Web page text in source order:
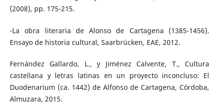
(2008), pp. 175-215.
-La obra literaria de Alonso de Cartagena (1385-1456).
Ensayo de historia cultural, Saarbrücken, EAE, 2012.
Fernández Gallardo, L., y Jiménez Calvente, T., Cultura
castellana y letras latinas en un proyecto inconcluso: El
Duodenarium (ca. 1442) de Alfonso de Cartagena, Córdoba,
Almuzara, 2015.